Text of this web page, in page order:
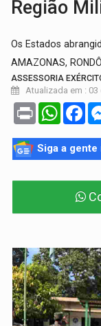
Região
Os Estados
AMAZONAS,
ASSESSORIA
Atualizada em : 03
Print
Siga a gente